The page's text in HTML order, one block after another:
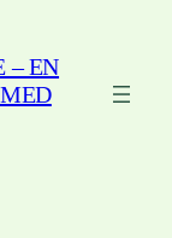
– EN